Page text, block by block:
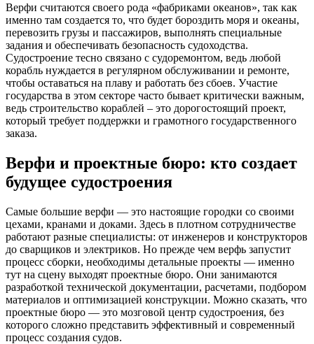
Верфи считаются своего рода «фабриками океанов», так как
именно там создается то, что будет бороздить моря и океаны,
перевозить грузы и пассажиров, выполнять специальные
задания и обеспечивать безопасность судоходства.
Судостроение тесно связано с судоремонтом, ведь любой
корабль нуждается в регулярном обслуживании и ремонте,
чтобы оставаться на плаву и работать без сбоев. Участие
государства в этом секторе часто бывает критически важным,
ведь строительство кораблей – это дорогостоящий проект,
который требует поддержки и грамотного государственного
заказа.
Верфи и проектные бюро: кто создает
будущее судостроения
Самые большие верфи — это настоящие городки со своими
цехами, кранами и доками. Здесь в плотном сотрудничестве
работают разные специалисты: от инженеров и конструкторов
до сварщиков и электриков. Но прежде чем верфь запустит
процесс сборки, необходимы детальные проекты — именно
тут на сцену выходят проектные бюро. Они занимаются
разработкой технической документации, расчетами, подбором
материалов и оптимизацией конструкции. Можно сказать, что
проектные бюро — это мозговой центр судостроения, без
которого сложно представить эффективный и современный
процесс создания судов.